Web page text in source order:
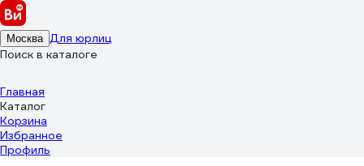
Москва Для юрлиц
Поиск в каталоге
Главная
Каталог
Корзина
Избранное
Профиль